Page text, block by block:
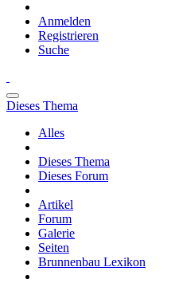
Anmelden
Registrieren
Suche
Dieses Thema
Alles
Dieses Thema
Dieses Forum
Artikel
Forum
Galerie
Seiten
Brunnenbau Lexikon